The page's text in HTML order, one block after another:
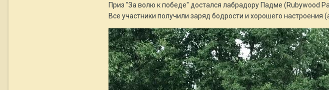
Приз "За волю к победе" достался лабрадору Падме (Rubywood
Все участники получили заряд бодрости и хорошего